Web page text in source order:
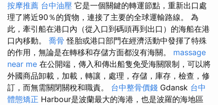
按摩推薦 台中油壓 它是一個關鍵的轉運節點，重新出口處
理了將近90％的貨物，連接了主要的全球運輸路線。 為
此，牽引船在港口內（從入口到碼頭再到出口）的海船在港
口內移動。 喬骨 怪胎或港口部門在經濟活動中發揮了特殊
的作用，無論是在轉移和存儲方面都沒有海關。 massage
near me 在公開端，傳入和傳出船隻免受海關限制，可以將
外國商品卸載，加載，轉讓，處理，存儲，庫存，檢查，修
訂，而無需關閉關稅和職責。 台中整骨價錢 Gdansk 台中
體態矯正 Harbour是波蘭最大的海港，也是波羅的海地區